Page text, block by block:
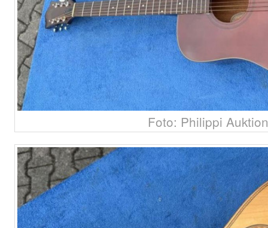
Foto: Philippi